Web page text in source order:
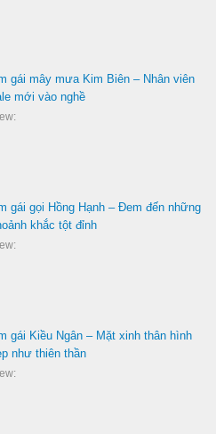
gái mây mưa Kim Biên – Nhân viên
mới vào nghề
gái gọi Hồng Hạnh – Đem đến những
khắc tột đỉnh
gái Kiều Ngân – Mặt xinh thân hình
như thiên thần